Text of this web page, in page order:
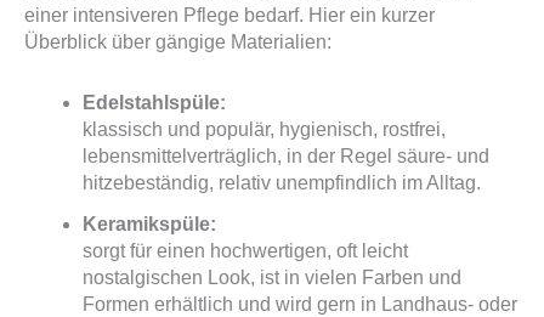
einer intensiveren Pflege bedarf. Hier ein kurzer
Überblick über gängige Materialien:
Edelstahlspüle:
klassisch und populär, hygienisch, rostfrei,
lebensmittelverträglich, in der Regel säure- und
hitzebeständig, relativ unempfindlich im Alltag.
Keramikspüle:
sorgt für einen hochwertigen, oft leicht
nostalgischen Look, ist in vielen Farben und
Formen erhältlich und wird gern in Landhaus- oder